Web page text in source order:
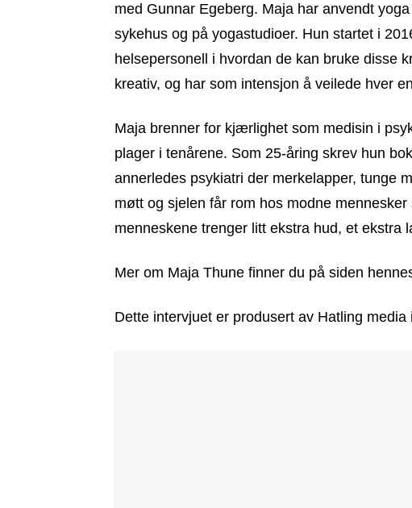
med Gunnar Egeberg. Maja har anvendt
sykehus og på yogastudioer. Hun startet i
helsepersonell i hvordan de kan bruke disse
kreativ, og har som intensjon å veilede hver
Maja brenner for kjærlighet som medisin i
plager i tenårene. Som 25-åring skrev hun
annerledes psykiatri der merkelapper, tunge
møtt og sjelen får rom hos modne
menneskene trenger litt ekstra hud, et
Mer om Maja Thune finner du på siden
Dette intervjuet er produsert av Hatling